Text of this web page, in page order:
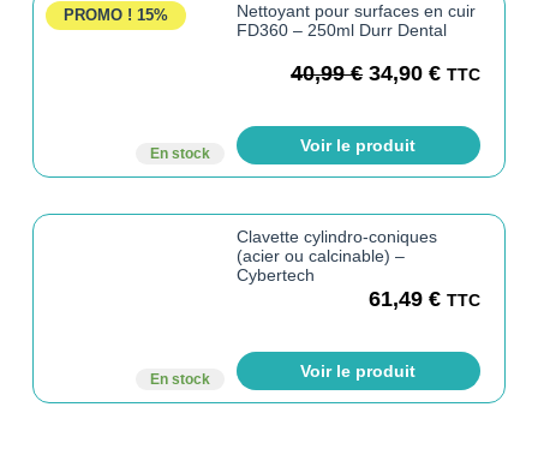
PROMO ! 15%
En stock
Nettoyant pour surfaces en cuir
FD360 – 250ml Durr Dental
40,99€ 34,90€ TTC
Voir le produit
En stock
Clavette cylindro-coniques
(acier ou calcinable) –
Cybertech
61,49€ TTC
Voir le produit